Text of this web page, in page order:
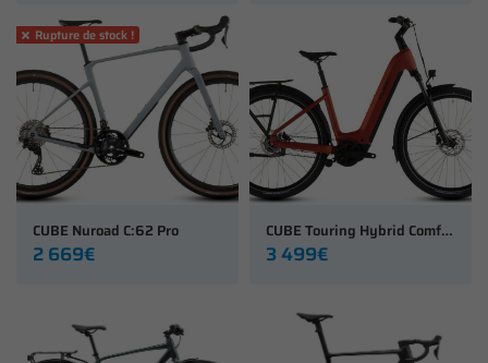
 Rupture de stock !
CUBE Nuroad C:62 Pro
2 669€
CUBE Touring Hybrid Comfort SLX 800
3 499€